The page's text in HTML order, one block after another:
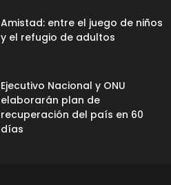
Amistad: entre el juego de niños
y el refugio de adultos
Ejecutivo Nacional y ONU
elaborarán plan de
recuperación del país en 60
días